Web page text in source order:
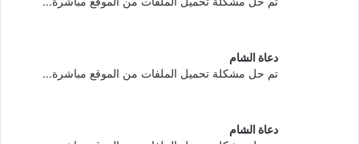
دعاة الشام
تم حل مشكلة تحميل الملفات من الموقع مباشرة...
دعاة الشام